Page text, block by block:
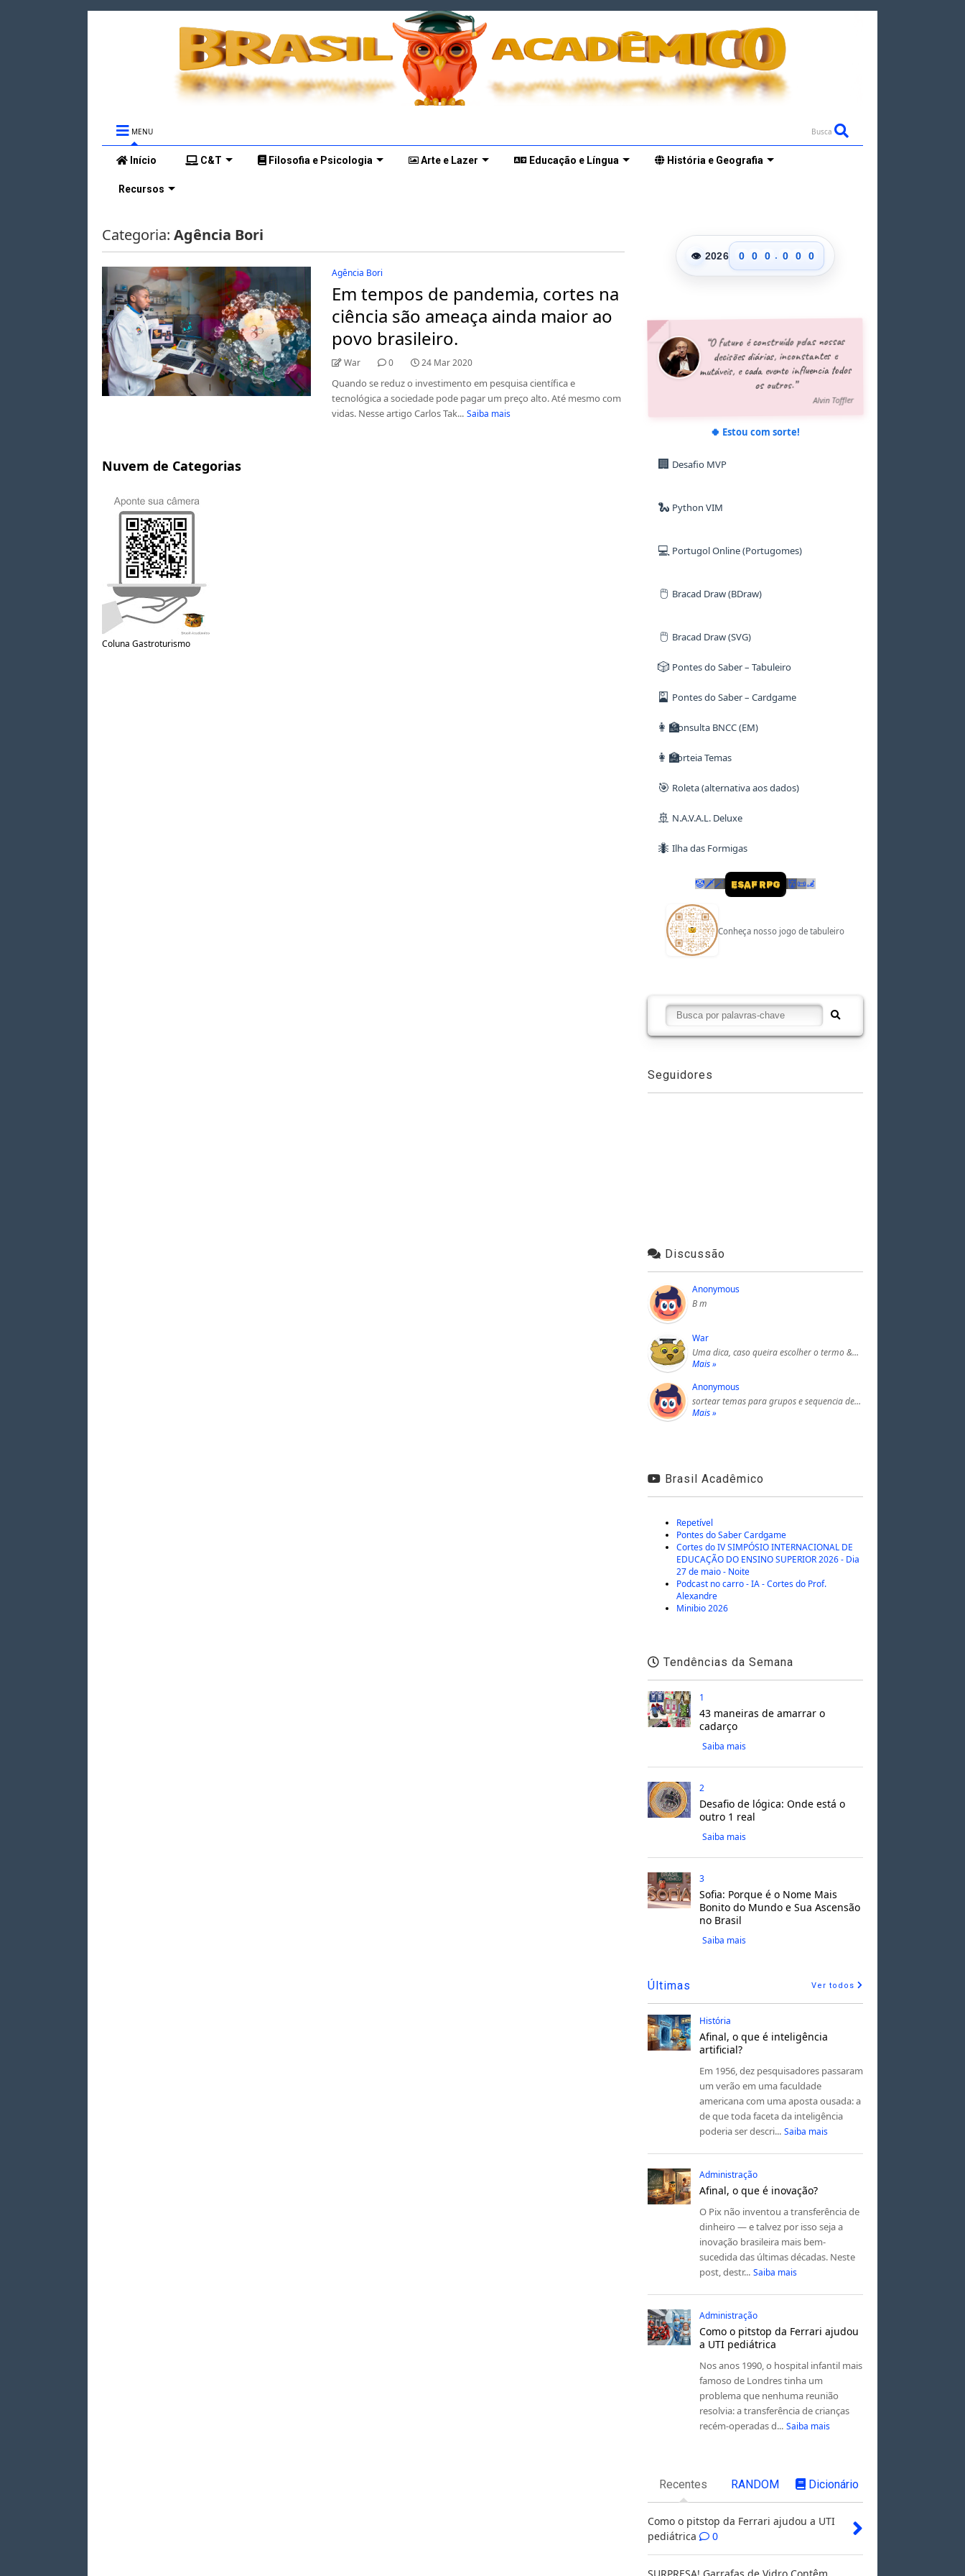
MENU Busca
Início C&T Filosofia e Psicologia Arte e Lazer Educação e Língua História e Geografia
Recursos
Categoria: Agência Bori
Agência Bori
Em tempos de pandemia, cortes na
ciência são ameaça ainda maior ao
povo brasileiro.
War 0 24 Mar 2020
Quando se reduz o investimento em pesquisa científica e
tecnológica a sociedade pode pagar um preço alto. Até mesmo com
vidas. Nesse artigo Carlos Tak... Saiba mais
Nuvem de Categorias
Coluna Gastroturismo
👁 2026
0
1
6
7
8
0
1
6
7
8
9
0
1
6
7
8
9
. 0
1
6
7
8
9
0
1
6
7
8
9
0
1
6
7
8
“O futuro é construído pelas nossas
decisões diárias, inconstantes e
mutáveis, e cada evento influencia todos
os outros.”
Alvin Toffler
🍀 Estou com sorte!
🏢 Desafio MVP
🐍 Python VIM
💻 Portugol Online (Portugomes)
🖱️ Bracad Draw (BDraw)
🖱️ Bracad Draw (SVG)
🎲 Pontes do Saber – Tabuleiro
🎴 Pontes do Saber – Cardgame
👩‍🏫Consulta BNCC (EM)
👩‍🏫Sorteia Temas
🎯 Roleta (alternativa aos dados)
🚢 N.A.V.A.L. Deluxe
🐜 Ilha das Formigas
🤡🗡🪄 ESAF RPG 👹📜🦼
Conheça nosso jogo de tabuleiro
Seguidores
Discussão
Anonymous
B m
War
Uma dica, caso queira escolher o termo &…
Mais »
Anonymous
sortear temas para grupos e sequencia de…
Mais »
Brasil Acadêmico
Repetível
Pontes do Saber Cardgame
Cortes do IV SIMPÓSIO INTERNACIONAL DE
EDUCAÇÃO DO ENSINO SUPERIOR 2026 - Dia
27 de maio - Noite
Podcast no carro - IA - Cortes do Prof.
Alexandre
Minibio 2026
Tendências da Semana
1
43 maneiras de amarrar o
cadarço
Saiba mais
2
Desafio de lógica: Onde está o
outro 1 real
Saiba mais
3
Sofia: Porque é o Nome Mais
Bonito do Mundo e Sua Ascensão
no Brasil
Saiba mais
Últimas Ver todos
História
Afinal, o que é inteligência
artificial?
Em 1956, dez pesquisadores passaram
um verão em uma faculdade
americana com uma aposta ousada: a
de que toda faceta da inteligência
poderia ser descri... Saiba mais
Administração
Afinal, o que é inovação?
O Pix não inventou a transferência de
dinheiro — e talvez por isso seja a
inovação brasileira mais bem-
sucedida das últimas décadas. Neste
post, destr... Saiba mais
Administração
Como o pitstop da Ferrari ajudou
a UTI pediátrica
Nos anos 1990, o hospital infantil mais
famoso de Londres tinha um
problema que nenhuma reunião
resolvia: a transferência de crianças
recém-operadas d... Saiba mais
Recentes RANDOM Dicionário
Como o pitstop da Ferrari ajudou a UTI
pediátrica
0